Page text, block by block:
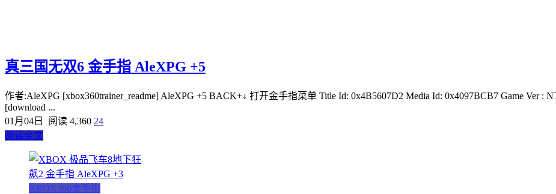
真三国无双6 金手指 AleXPG +5
作者:AleXPG [xbox360trainer_readme] AleXPG +5 BACK+↓ 打开金手指菜单 Title Id: 0x4B5607D2 Media Id: 0x4097BCB7 Game Ver :
[download ...
01月04日
阅读 4,360 24
阅读全文
XBOX360金手指